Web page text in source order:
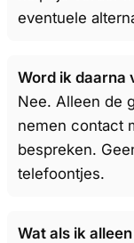
eventuele
Word ik daarna
Nee. Alleen de
nemen contact
bespreken.
telefoontjes.
Wat als ik